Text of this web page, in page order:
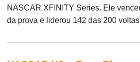
NASCAR XFINITY Series. Ele
da prova e liderou 142 das 200